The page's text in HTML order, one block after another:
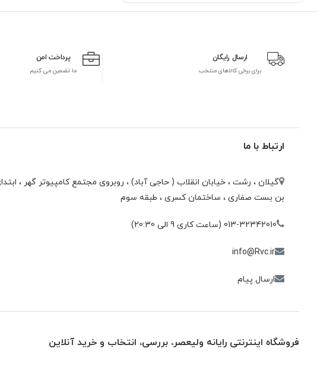
ارسال رایگان
برای برخی کالاهای منتخب
پرداخت امن
ما تضمین می کنیم
ارتباط با ما
گیلان ، رشت ، خيابان انقلاب ( حاجی آباد) ، روبروی مجتمع كامپيوتر گهر ،
بن بست صفاری ، ساختمان كسری ، طبقه سوم
013-32342010 (ساعت کاری 9 الی 20:30)
info@Rvc.ir
ارسال پیام
فروشگاه اینترنتی رایانه ولیعصر، بررسی، انتخاب و خرید آنلاین